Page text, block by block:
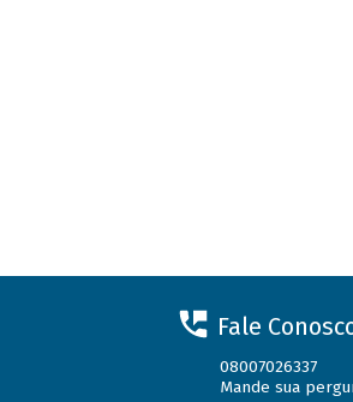
Fale
08007026337
Mande sua